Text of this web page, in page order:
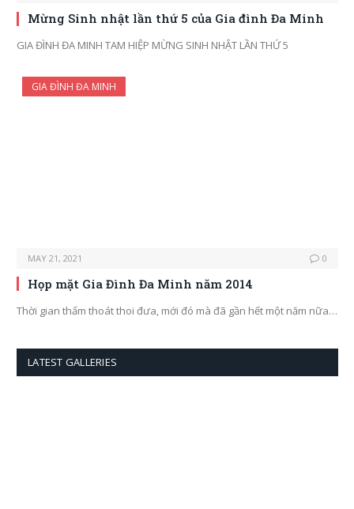
Mừng Sinh nhật lần thứ 5 của Gia đình Đa Minh
GIA ĐÌNH ĐA MINH TAM HIỆP MỪNG SINH NHẬT LẦN THỨ 5
GIA ĐÌNH ĐA MINH
MAY 21, 2021 0
Họp mặt Gia Đình Đa Minh năm 2014
Thời gian thấm thoát thoi đưa, mới đó mà đã gần hết một năm nữa…
LATEST GALLERIES